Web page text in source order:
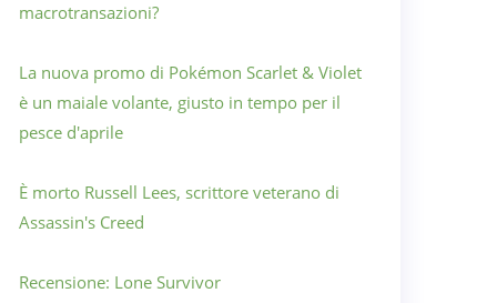
macrotransazioni?
La nuova promo di Pokémon Scarlet & Violet
è un maiale volante, giusto in tempo per il
pesce d'aprile
È morto Russell Lees, scrittore veterano di
Assassin's Creed
Recensione: Lone Survivor